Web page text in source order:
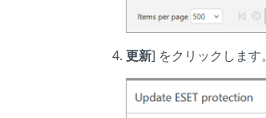
更新] をクリックします。